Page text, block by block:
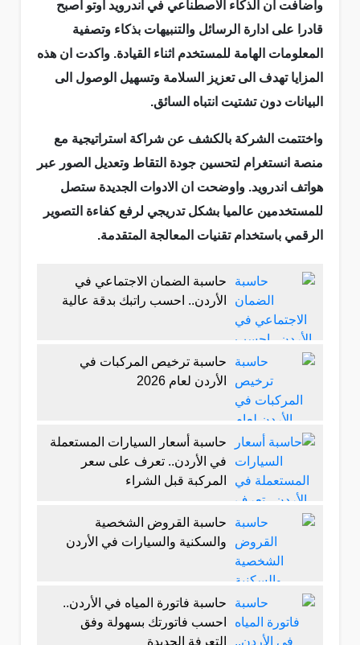
واضافت ان الذكاء الاصطناعي في اندرويد اوتو اصبح
قادرا على ادارة الرسائل والتنبيهات بذكاء وتصفية
المعلومات الهامة للمستخدم اثناء القيادة. واكدت ان هذه
المزايا تهدف الى تعزيز السلامة وتسهيل الوصول الى
البيانات دون تشتيت انتباه السائق.
واختتمت الشركة بالكشف عن شراكة استراتيجية مع
منصة انستغرام لتحسين جودة التقاط وتعديل الصور عبر
هواتف اندرويد. واوضحت ان الادوات الجديدة ستصل
للمستخدمين عالميا بشكل تدريجي لرفع كفاءة التصوير
الرقمي باستخدام تقنيات المعالجة المتقدمة.
حاسبة الضمان الاجتماعي في
الأردن.. احسب راتبك بدقة عالية
حاسبة ترخيص المركبات في
الأردن لعام 2026
حاسبة أسعار السيارات المستعملة
في الأردن.. تعرف على سعر
المركبة قبل الشراء
حاسبة القروض الشخصية
والسكنية والسيارات في الأردن
حاسبة فاتورة المياه في الأردن..
احسب فاتورتك بسهولة وفق
التعرفة الجديدة